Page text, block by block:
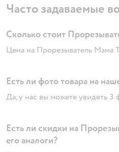
Часто задаваемые
Сколько стоит
Цена на Прорезыватель Мама
Есть ли фото товара на
Да, у нас вы можете увидеть 3
Есть ли скидки на
его аналоги?